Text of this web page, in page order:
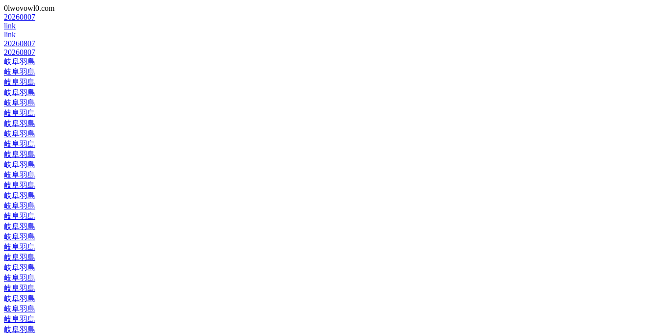
0lwovowl0.com
20260807
link
link
20260807
20260807
岐阜羽島
岐阜羽島
岐阜羽島
岐阜羽島
岐阜羽島
岐阜羽島
岐阜羽島
岐阜羽島
岐阜羽島
岐阜羽島
岐阜羽島
岐阜羽島
岐阜羽島
岐阜羽島
岐阜羽島
岐阜羽島
岐阜羽島
岐阜羽島
岐阜羽島
岐阜羽島
岐阜羽島
岐阜羽島
岐阜羽島
岐阜羽島
岐阜羽島
岐阜羽島
岐阜羽島